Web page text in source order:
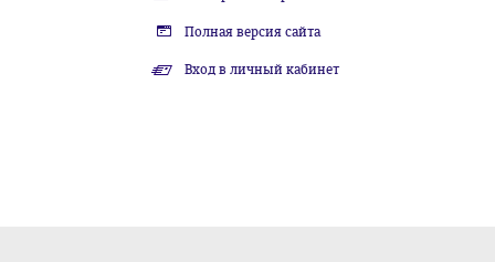
Полная версия сайта
Вход в личный кабинет